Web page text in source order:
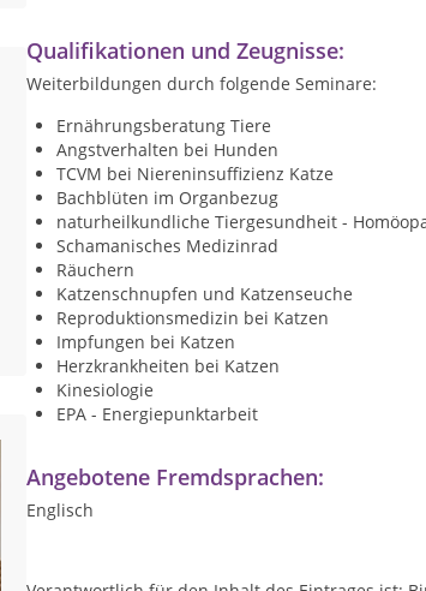
Qualifikationen und Zeugnisse:
Weiterbildungen durch folgende Seminare:
Ernährungsberatung Tiere
Angstverhalten bei Hunden
TCVM bei Niereninsuffizienz Katze
Bachblüten im Organbezug
naturheilkundliche Tiergesundheit -
Schamanisches Medizinrad
Räuchern
Katzenschnupfen und Katzenseuche
Reproduktionsmedizin bei Katzen
Impfungen bei Katzen
Herzkrankheiten bei Katzen
Kinesiologie
EPA - Energiepunktarbeit
Angebotene Fremdsprachen:
Englisch